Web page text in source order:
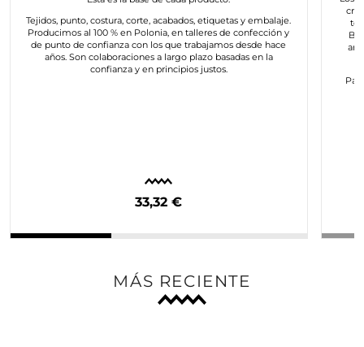
Tejidos, punto, costura, corte, acabados, etiquetas y embalaje.
Producimos al 100 % en Polonia, en talleres de confección y
de punto de confianza con los que trabajamos desde hace
años. Son colaboraciones a largo plazo basadas en la
confianza y en principios justos.
33,32 €
MÁS RECIENTE